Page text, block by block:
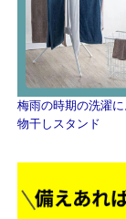
梅雨の時期の洗濯
物干しスタンド